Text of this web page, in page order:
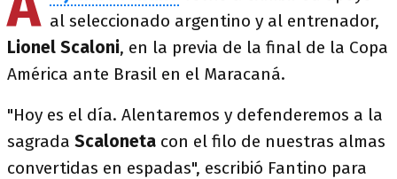
al seleccionado argentino y al entrenador,
Lionel Scaloni, en la previa de la final de la Copa
América ante Brasil en el Maracaná.
"Hoy es el día. Alentaremos y defenderemos a la
sagrada Scaloneta con el filo de nuestras almas
convertidas en espadas", escribió Fantino para